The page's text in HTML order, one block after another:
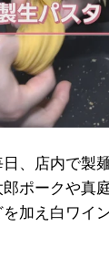
、店内で製
ポークや真
加え白ワイ